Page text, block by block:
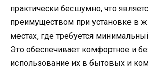
практически бесшумно, что
преимуществом при установке в
местах, где требуется
Это обеспечивает комфортное и
использование их в бытовых и